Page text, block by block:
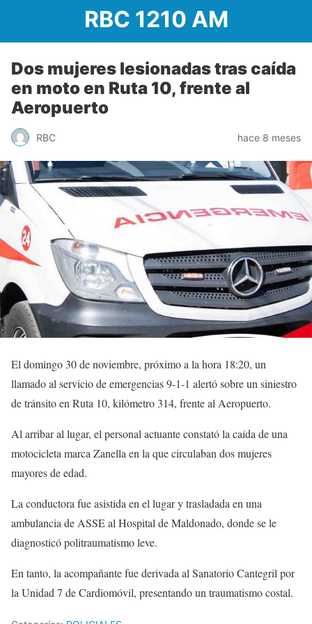
RBC 1210 AM
Dos mujeres lesionadas tras caída
en moto en Ruta 10, frente al
Aeropuerto
RBC hace 8 meses
El domingo 30 de noviembre, próximo a la hora 18:20, un
llamado al servicio de emergencias 9-1-1 alertó sobre un siniestro
de tránsito en Ruta 10, kilómetro 314, frente al Aeropuerto.
Al arribar al lugar, el personal actuante constató la caída de una
motocicleta marca Zanella en la que circulaban dos mujeres
mayores de edad.
La conductora fue asistida en el lugar y trasladada en una
ambulancia de ASSE al Hospital de Maldonado, donde se le
diagnosticó politraumatismo leve.
En tanto, la acompañante fue derivada al Sanatorio Cantegril por
la Unidad 7 de Cardiomóvil, presentando un traumatismo costal.